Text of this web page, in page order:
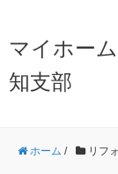
マイホー
知支部
ホーム / リフ